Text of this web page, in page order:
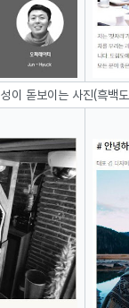
이 돋보이는 사진(흑백